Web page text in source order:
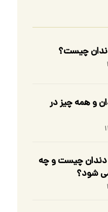
چیست؟
و همه چیز در
چیست و چه
شود؟